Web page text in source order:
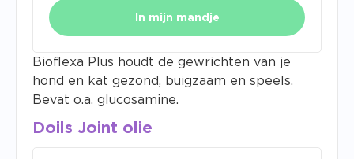
In mijn mandje
Bioflexa Plus houdt de gewrichten van je
hond en kat gezond, buigzaam en speels.
Bevat o.a. glucosamine.
Doils Joint olie